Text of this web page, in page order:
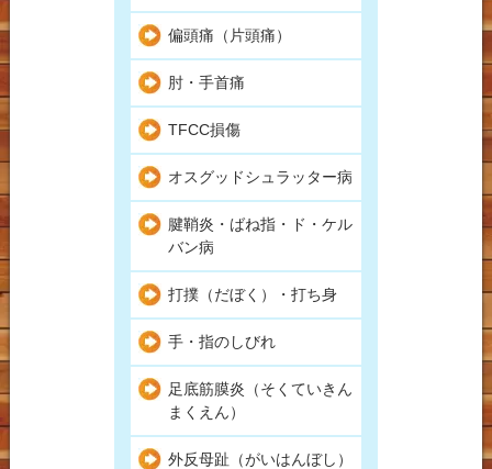
偏頭痛（片頭痛）
肘・手首痛
TFCC損傷
オスグッドシュラッター病
腱鞘炎・ばね指・ド・ケル
バン病
打撲（だぼく）・打ち身
手・指のしびれ
足底筋膜炎（そくていきん
まくえん）
外反母趾（がいはんぼし）